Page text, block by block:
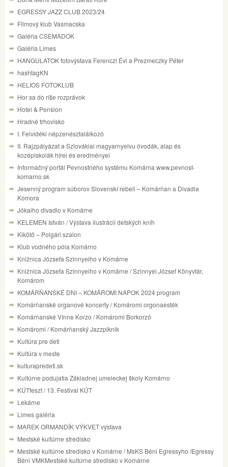
EGRESSY JAZZ CLUB 2023/24
Filmový klub Vasmacska
Galéria CSEMADOK
Galéria Limes
HANGULATOK fotovýstava Ferenczi Évi a Prezmeczky Péter
hashtagKN
HELIOS FOTOKLUB
Hor sa do ríše rozprávok
Hotel & Pension
Hradné trhovisko
I. Felvidéki népzenésztalálkozó
II. Rajzpályázat a Szlovákiai magyarnyelvu óvodák, alap és
kozépiskolák hírei és eredményei
Informačný portál Pevnostného systému Komárna www.pevnost-
komarno.sk
Jesenný program súborov Slovenskí rebeli – Komárňan a Divadla
Komora
Jókaiho divadlo v Komárne
KELEMEN István / Výstava ilustrácií detských kníh
Kikötő – Polgári szalon
Klub vodného póla Komárno
Knižnica Józsefa Szinnyeiho v Komárne
Knižnica Józsefa Szinnyeiho v Komárne / Szinnyei József Könyvtár,
Komárom
KOMÁRŇANSKÉ DNI – KOMÁROMI NAPOK 2024 program
Komárňanské organové koncerty / Komáromi orgonaesték
Komárňanské Vínne Korzo / Komáromi Borkorzó
Komáromi / Komárňanský Jazzpiknik
Kultúra pre deti
Kultúra v meste
kulturapredeti.sk
Kultúrne podujatia Základnej umeleckej školy Komárno
KÚTfeszt / 13. Festival KÚT
Lekárne
Limes galéria
MAREK ORMANDÍK VÝKVET výstava
Mestské kultúrne stredisko
Mestské kultúrne stredisko v Komárne / MsKS Béni Egressyho /Egressy
Béni VMKMestské kultúrne stredisko v Komárne